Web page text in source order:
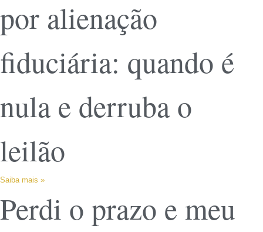
por alienação
fiduciária: quando é
nula e derruba o
leilão
Saiba mais »
Perdi o prazo e meu